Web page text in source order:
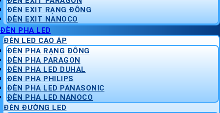
ĐÈN EXIT RẠNG ĐÔNG
ĐÈN EXIT NANOCO
ĐÈN PHA LED
ĐÈN LED CAO ÁP
ĐÈN PHA RẠNG ĐÔNG
ĐÈN PHA PARAGON
ĐÈN PHA LED DUHAL
ĐÈN PHA PHILIPS
ĐÈN PHA LED PANASONIC
ĐÈN PHA LED NANOCO
ĐÈN ĐƯỜNG LED